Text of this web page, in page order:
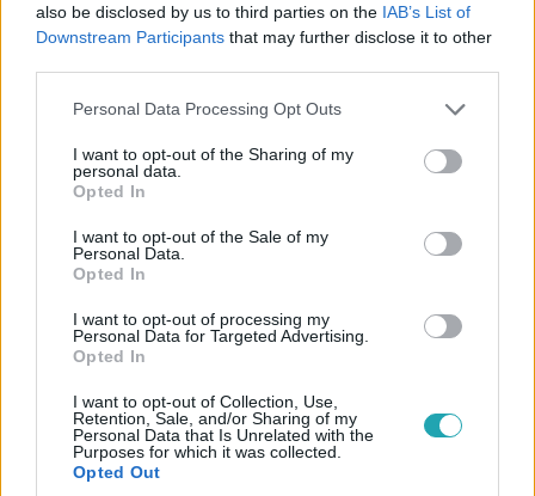
also be disclosed by us to third parties on the IAB’s List of
Downstream Participants that may further disclose it to other
Please note that this website/app uses one or more Google
not limited to your visit or usage behaviour. You may click to
grant or deny consent to Google and its third-party tags to
use your data for below specified purposes in below Google
consent section.
Personal Data Processing Opt Outs
I want to opt-out of the Sharing of my
personal data.
Opted In
I want to opt-out of the Sale of my
Personal Data.
Opted In
I want to opt-out of processing my
Personal Data for Targeted Advertising.
Opted In
I want to opt-out of Collection, Use,
Retention, Sale, and/or Sharing of my
Personal Data that Is Unrelated with the
Purposes for which it was collected.
Opted Out
2024. június 27. 11:07
Vándor Éva a József Attila Színház örökös tagja
lett, unokáival tölti a nyarat a színművész
Vándor Éva a József Attila Színház örökös tagja lett. A
színművésznő azért is érzi megtisztelőnek az elismerést,
mert akkor kapta meg ezt a díjat, miután elment a
színháztól.